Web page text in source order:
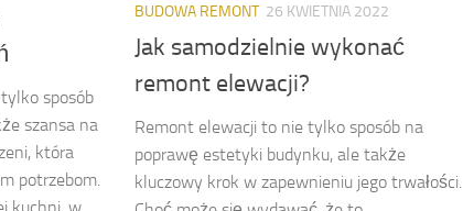
sposób
szansa na
która
potrzebom.
BUDOWA REMONT 26 KWIETNIA 2022
Jak samodzielnie wykonać
remont elewacji?
Remont elewacji to nie tylko sposób na
poprawę estetyki budynku, ale także
kluczowy krok w zapewnieniu jego trwałości.